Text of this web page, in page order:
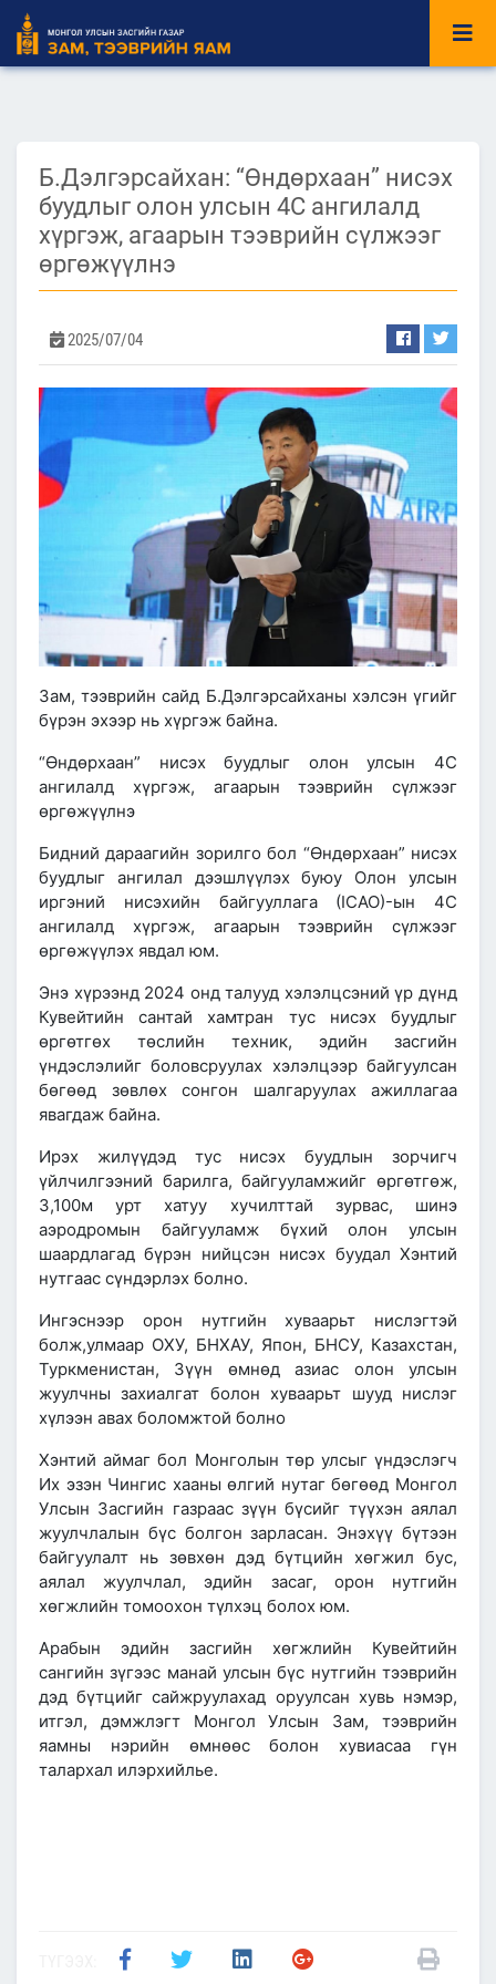
Б.Дэлгэрсайхан: “Өндөрхаан” нисэх
буудлыг олон улсын 4С ангилалд
хүргэж, агаарын тээврийн сүлжээг
өргөжүүлнэ
2025/07/04
Зам, тээврийн сайд Б.Дэлгэрсайханы хэлсэн үгийг
бүрэн эхээр нь хүргэж байна.
“Өндөрхаан” нисэх буудлыг олон улсын 4С
ангилалд хүргэж, агаарын тээврийн сүлжээг
өргөжүүлнэ
Бидний дараагийн зорилго бол “Өндөрхаан” нисэх
буудлыг ангилал дээшлүүлэх буюу Олон улсын
иргэний нисэхийн байгууллагa (ICAO)-ын 4С
ангилалд хүргэж, агаарын тээврийн сүлжээг
өргөжүүлэх явдал юм.
Энэ хүрээнд 2024 онд талууд хэлэлцсэний үр дүнд
Кувейтийн сантай хамтран тус нисэх буудлыг
өргөтгөх төслийн техник, эдийн засгийн
үндэслэлийг боловсруулах хэлэлцээр байгуулсан
бөгөөд зөвлөх сонгон шалгаруулах ажиллагаа
явагдаж байна.
Ирэх жилүүдэд тус нисэх буудлын зорчигч
үйлчилгээний барилга, байгууламжийг өргөтгөж,
3,100м урт хатуу хучилттай зурвас, шинэ
аэродромын байгууламж бүхий олон улсын
шаардлагад бүрэн нийцсэн нисэх буудал Хэнтий
нутгаас сүндэрлэх болно.
Ингэснээр орон нутгийн хуваарьт нислэгтэй
болж,улмаар ОХУ, БНХАУ, Япон, БНСУ, Казахстан,
Туркменистан, Зүүн өмнөд азиас олон улсын
жуулчны захиалгат болон хуваарьт шууд нислэг
хүлээн авах боломжтой болно
Хэнтий аймаг бол Монголын төр улсыг үндэслэгч
Их эзэн Чингис хааны өлгий нутаг бөгөөд Монгол
Улсын Засгийн газраас зүүн бүсийг түүхэн аялал
жуулчлалын бүс болгон зарласан. Энэхүү бүтээн
байгуулалт нь зөвхөн дэд бүтцийн хөгжил бус,
аялал жуулчлал, эдийн засаг, орон нутгийн
хөгжлийн томоохон түлхэц болох юм.
Арабын эдийн засгийн хөгжлийн Кувейтийн
сангийн зүгээс манай улсын бүс нутгийн тээврийн
дэд бүтцийг сайжруулахад оруулсан хувь нэмэр,
итгэл, дэмжлэгт Монгол Улсын Зам, тээврийн
яамны нэрийн өмнөөс болон хувиасаа гүн
талархал илэрхийлье.